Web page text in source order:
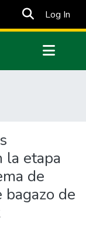
Log In
la etapa
de
bagazo de